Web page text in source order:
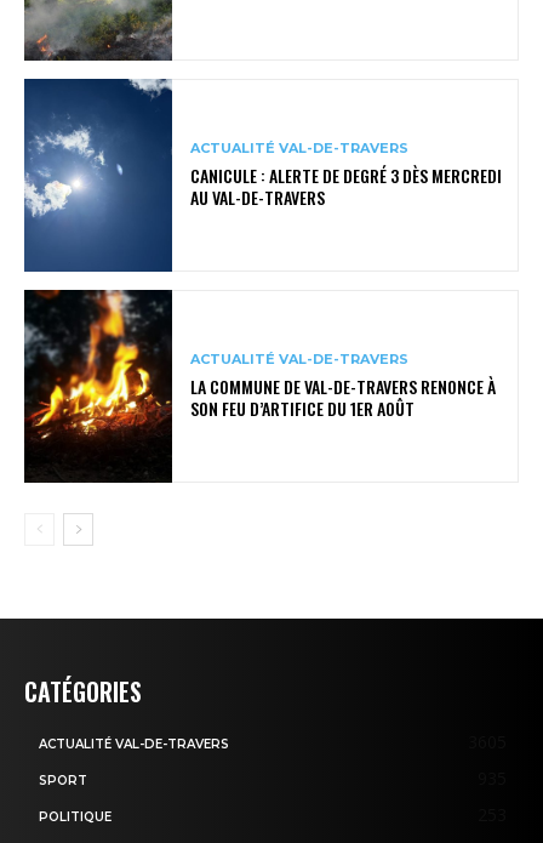
ACTUALITÉ VAL-DE-TRAVERS
CANICULE : ALERTE DE DEGRÉ 3 DÈS MERCREDI
AU VAL-DE-TRAVERS
ACTUALITÉ VAL-DE-TRAVERS
LA COMMUNE DE VAL-DE-TRAVERS RENONCE À
SON FEU D’ARTIFICE DU 1ER AOÛT
CATÉGORIES
ACTUALITÉ VAL-DE-TRAVERS
SPORT
POLITIQUE